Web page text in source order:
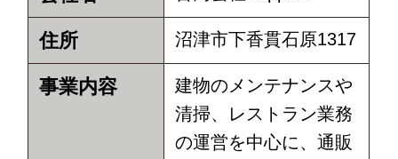
住所 沼津市下香貫石原1317
事業内容
建物のメンテナンスや
清掃、レストラン業務
の運営を中心に、通販